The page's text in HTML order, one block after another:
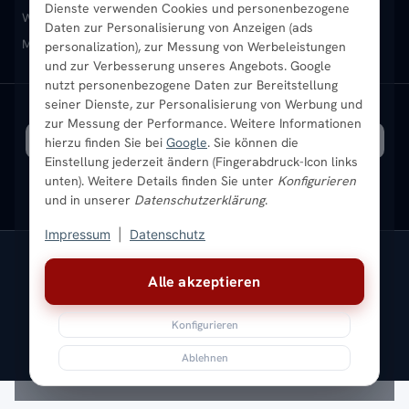
Alle akzeptieren
Konfigurieren
Ablehnen
Dienste verwenden Cookies und personenbezogene
Daten zur Personalisierung von Anzeigen (ads
personalization), zur Messung von Werbeleistungen
und zur Verbesserung unseres Angebots. Google
nutzt personenbezogene Daten zur Bereitstellung
seiner Dienste, zur Personalisierung von Werbung und
zur Messung der Performance. Weitere Informationen
hierzu finden Sie bei Google. Sie können die
Einstellung jederzeit ändern (Fingerabdruck-Icon links
unten). Weitere Details finden Sie unter Konfigurieren
und in unserer Datenschutzerklärung.
Impressum Datenschutz
Heizkörper-Zubehör
Montageservice vor Ort
Sendung verfolgen
Karriere
Ratgeber
Bestpreisgarantie
Newsletter
Aktuelle Angebote
Wandheizkörper Wohnraum-Heizkörper Badheizkörper Schwarz
Mischbetrieb-HeizkörperHeizkörper-ZubehörAktuelle Angebote
VERSAND MIT
* Alle Preise inkl. gesetzlicher USt. |Kostenloser Versand
Impressum AGBWiderrufsbelehrung
Versandkosten
BatteriegesetzSitemap